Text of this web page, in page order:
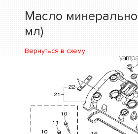
Масло
мл)
Вернуться в схему